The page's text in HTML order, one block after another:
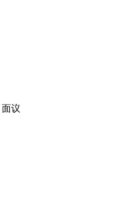
面议